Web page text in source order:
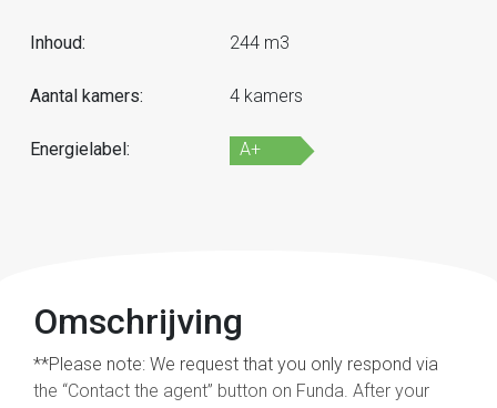
Inhoud: 244 m3
Aantal kamers: 4 kamers
Energielabel: A+
Omschrijving
**Please note: We request that you only respond via
the “Contact the agent” button on Funda. After your